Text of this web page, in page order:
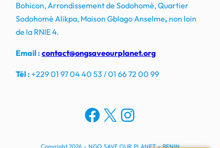
Bohicon, Arrondissement de Sodohomè, Quartier
Sodohomè Alikpa, Maison Gblago Anselme, non loin
de la RNIE 4.
Email : contact@ongsaveourplanet.org
Tél : +229 01 97 04 40 53 / 01 66 72 00 99
Facebook
X Instagram
Copyright 2026 – NGO SAVE OUR PLANET – BENIN